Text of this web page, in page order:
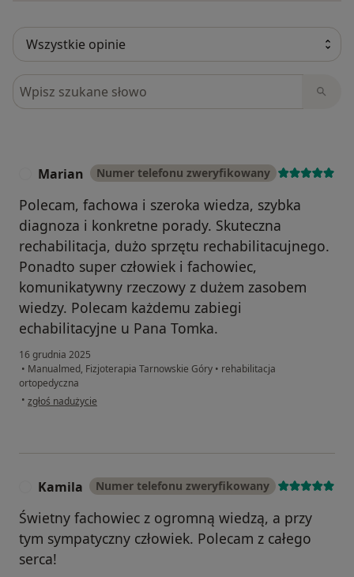
Szukaj w opiniach
Marian Numer telefonu zweryfikowany
Polecam, fachowa i szeroka wiedza, szybka
diagnoza i konkretne porady. Skuteczna
rechabilitacja, dużo sprzętu rechabilitacujnego.
Ponadto super człowiek i fachowiec,
komunikatywny rzeczowy z dużem zasobem
wiedzy. Polecam każdemu zabiegi
echabilitacyjne u Pana Tomka.
16 grudnia 2025
• Manualmed, Fizjoterapia Tarnowskie Góry • rehabilitacja
ortopedyczna
• w opinii użytkownika Marian
zgłoś nadużycie
Kamila Numer telefonu zweryfikowany
Świetny fachowiec z ogromną wiedzą, a przy
tym sympatyczny człowiek. Polecam z całego
serca!